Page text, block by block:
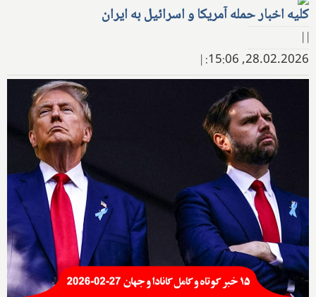
کلیه اخبار حمله آمریکا و اسرائیل به ایران
| |
28.02.2026, 15:06:
|